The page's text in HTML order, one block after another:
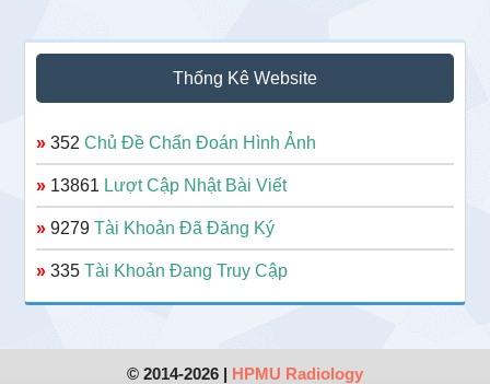
Thống Kê Website
» 352Chủ Đề Chẩn Đoán Hình Ảnh
» 13861 Lượt Cập Nhật Bài Viết
» 9279Tài Khoản Đã Đăng Ký
» 335Tài Khoản Đang Truy Cập
© 2014-2026 | HPMU Radiology